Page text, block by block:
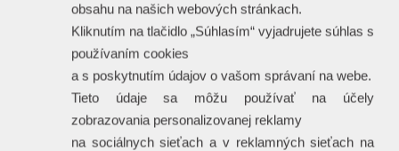
obsahu na našich webových stránkach.
Kliknutím na tlačidlo „Súhlasím“ vyjadrujete súhlas s
používaním cookies
a s poskytnutím údajov o vašom správaní na webe.
Tieto údaje sa môžu používať na účely
zobrazovania personalizovanej reklamy
na sociálnych sieťach a v reklamných sieťach na